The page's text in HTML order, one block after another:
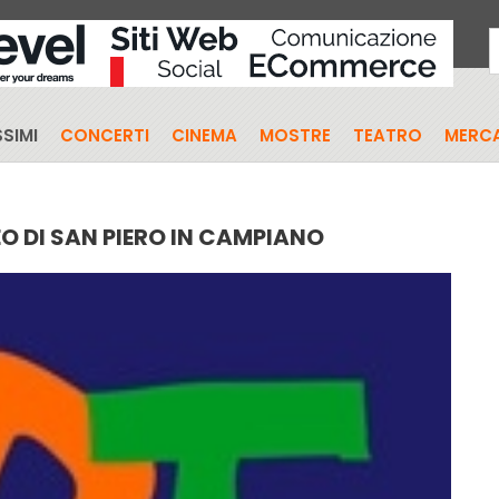
CONCERTI CINEMA MOSTRE TEATRO
DI SAN PIERO IN CAMPIANO